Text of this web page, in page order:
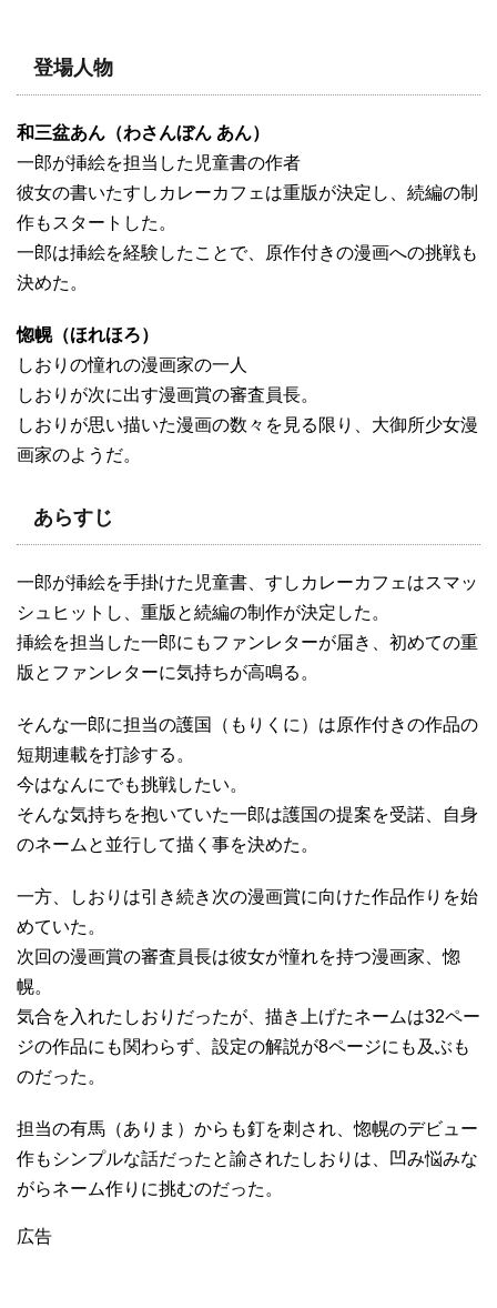
登場人物
和三盆あん（わさんぼん あん）
一郎が挿絵を担当した児童書の作者
彼女の書いたすしカレーカフェは重版が決定し、続編の制
作もスタートした。
一郎は挿絵を経験したことで、原作付きの漫画への挑戦も
決めた。
惚幌（ほれほろ）
しおりの憧れの漫画家の一人
しおりが次に出す漫画賞の審査員長。
しおりが思い描いた漫画の数々を見る限り、大御所少女漫
画家のようだ。
あらすじ
一郎が挿絵を手掛けた児童書、すしカレーカフェはスマッ
シュヒットし、重版と続編の制作が決定した。
挿絵を担当した一郎にもファンレターが届き、初めての重
版とファンレターに気持ちが高鳴る。
そんな一郎に担当の護国（もりくに）は原作付きの作品の
短期連載を打診する。
今はなんにでも挑戦したい。
そんな気持ちを抱いていた一郎は護国の提案を受諾、自身
のネームと並行して描く事を決めた。
一方、しおりは引き続き次の漫画賞に向けた作品作りを始
めていた。
次回の漫画賞の審査員長は彼女が憧れを持つ漫画家、惚
幌。
気合を入れたしおりだったが、描き上げたネームは32ペー
ジの作品にも関わらず、設定の解説が8ページにも及ぶも
のだった。
担当の有馬（ありま）からも釘を刺され、惚幌のデビュー
作もシンプルな話だったと諭されたしおりは、凹み悩みな
がらネーム作りに挑むのだった。
広告